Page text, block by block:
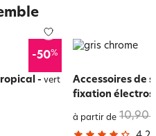
-50%
- vert
Accessoires de
fixation
à partir de 10,90